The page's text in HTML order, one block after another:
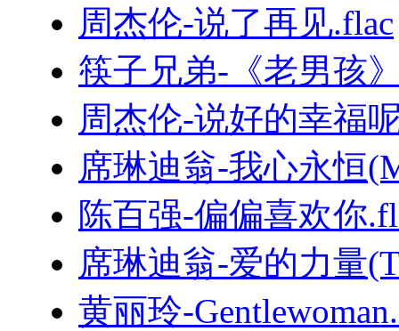
周杰伦-说了再见.flac
筷子兄弟-《老男孩
周杰伦-说好的幸福
席琳迪翁-我心永恒
陈百强-偏偏喜欢你
席琳迪翁-爱的力量
黄丽玲-